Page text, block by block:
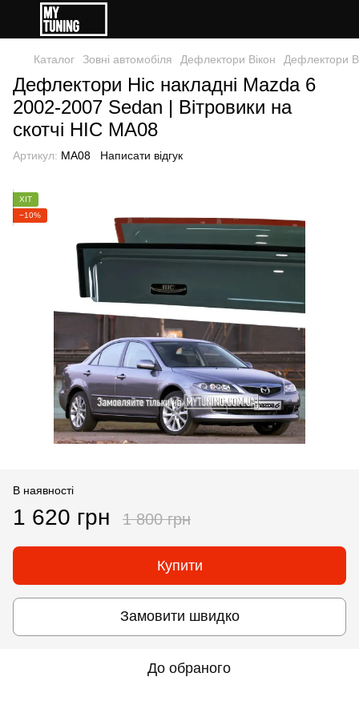
Каталог Зовні автомобіля Дефлектори Вікон Дефлектори
Дефлектори Hic накладні Mazda 6
2002-2007 Sedan | Вітровики на
скотчі HIC MA08
Артикул: MA08 Написати відгук
ХІТ
−10%
В наявності
1 620 грн 1 800 грн
Купити
Замовити швидко
До обраного